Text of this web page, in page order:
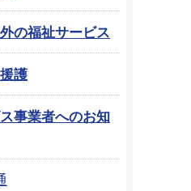
の福祉サービス
護
事業者へのお知